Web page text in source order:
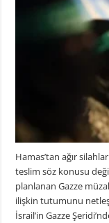
Hamas’tan ağır
teslim söz konusu
planlanan Gazze
ilişkin tutumunu
İsrail’in Gazze